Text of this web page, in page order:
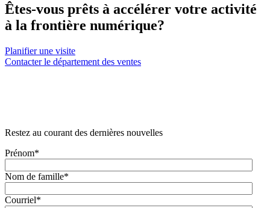
Êtes-vous prêts à accélérer votre activité
à la frontière numérique?
Planifier une visite
Contacter le département des ventes
Restez au courant des dernières nouvelles
Prénom*
Nom de famille*
Courriel*